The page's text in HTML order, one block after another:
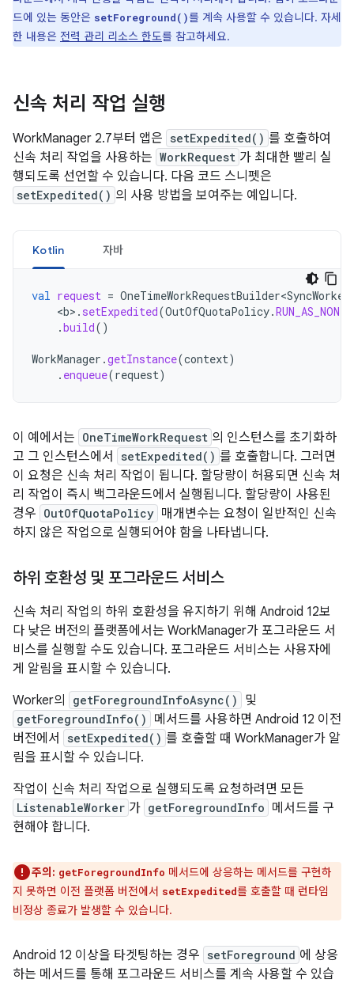
드에 있는 동안은 setForeground()를 계속 사용할 수 있습니다. 자세
한 내용은 전력 관리 리소스 한도를 참고하세요.
신속 처리 작업 실행
WorkManager 2.7부터 앱은 setExpedited() 를 호출하여
신속 처리 작업을 사용하는 WorkRequest 가 최대한 빨리 실
행되도록 선언할 수 있습니다. 다음 코드 스니펫은
setExpedited() 의 사용 방법을 보여주는 예입니다.
Kotlin 자바
val request =
<b> . setExpedited(OutOfQuotaPolicy.
.build()
WorkManager .getInstance(context)
. enqueue(request)
이 예에서는 OneTimeWorkRequest 의 인스턴스를 초기화하
고 그 인스턴스에서
setExpedited() 를 호출합니다. 그러면
이 요청은 신속 처리 작업이 됩니다. 할당량이 허용되면 신속 처
리 작업이 즉시 백그라운드에서 실행됩니다. 할당량이 사용된
경우 OutOfQuotaPolicy 매개변수는 요청이 일반적인 신속
하지 않은 작업으로 실행되어야 함을 나타냅니다.
하위 호환성 및 포그라운드 서비스
신속 처리 작업의 하위 호환성을 유지하기 위해 Android 12보
다 낮은 버전의 플랫폼에서는 WorkManager가 포그라운드 서
비스를 실행할 수도 있습니다. 포그라운드 서비스는 사용자에
게 알림을 표시할 수 있습니다.
Worker의
getForegroundInfoAsync() 및
getForegroundInfo()
메서드를 사용하면 Android 12 이전
버전에서
setExpedited() 를 호출할 때 WorkManager가 알
림을 표시할 수 있습니다.
작업이 신속 처리 작업으로 실행되도록 요청하려면 모든
ListenableWorker 가 getForegroundInfo 메서드를 구
현해야 합니다.
주의: getForegroundInfo 메서드에 상응하는 메서드를 구현하
지 못하면 이전 플랫폼 버전에서 setExpedited를 호출할 때 런타임
비정상 종료가 발생할 수 있습니다.
Android 12 이상을 타겟팅하는 경우 setForeground 에 상응
하는 메서드를 통해 포그라운드 서비스를 계속 사용할 수 있습